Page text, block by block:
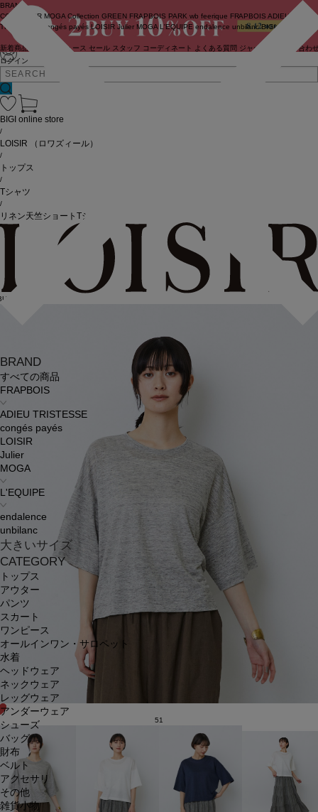
ログイン
BRAND
COUTURIER MOGA Collection GREEN FRAPBOIS PARK wb feerique FRAPBOIS ADIEU
TRISTESSE
congés payés LOISIR Julier MOGA L'EQUIPE endalence unbilanc BIGI online store
新着商品 ニュース セール スタッフ コーディネート よくある質問 ジャーナル お問い合わ
BRAND
すべての商品
FRAPBOIS
ADIEU TRISTESSE
congés payés
LOISIR
Julier
MOGA
L'EQUIPE
endalence
unbilanc
大きいサイズ
CATEGORY
トップス
アウター
パンツ
スカート
ワンピース
オールインワン・サロペット
水着
ヘッドウェア
ネックウェア
レッグウェア
アンダーウェア
シューズ
バッグ
財布
ベルト
アクセサリ
その他
雑貨小物
BIGI online store
/
LOISIR （ロワズィール）
/
トップス
/
Tシャツ
/
リネン天竺ショートTシャツ
51